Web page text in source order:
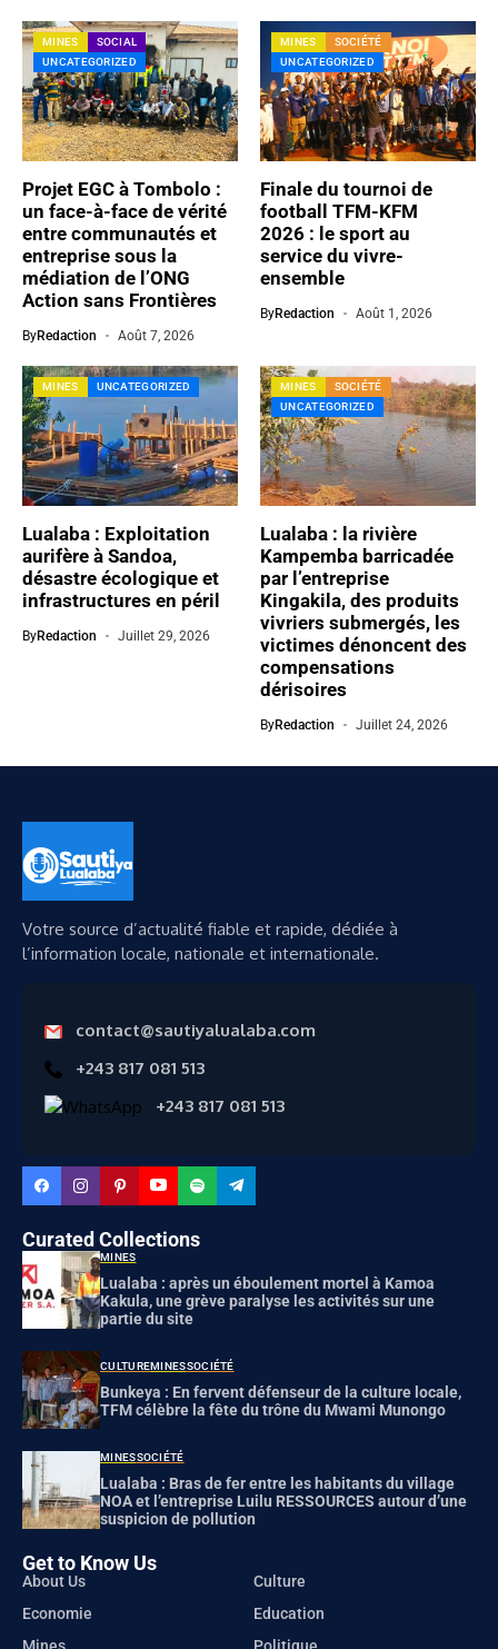
MINES
SOCIAL
UNCATEGORIZED
Projet EGC à Tombolo :
un face-à-face de vérité
entre communautés et
entreprise sous la
médiation de l’ONG
Action sans Frontières​
ByRedaction Août 7, 2026
MINES
SOCIÉTÉ
UNCATEGORIZED
Finale du tournoi de
football TFM-KFM
2026 : le sport au
service du vivre-
ensemble
ByRedaction Août 1, 2026
MINES UNCATEGORIZED
Lualaba : Exploitation
aurifère à Sandoa,
désastre écologique et
infrastructures en péril
ByRedaction Juillet 29, 2026
MINES
SOCIÉTÉ
UNCATEGORIZED
Lualaba : la rivière
Kampemba barricadée
par l’entreprise
Kingakila, des produits
vivriers submergés, les
victimes dénoncent des
compensations
dérisoires
ByRedaction Juillet 24, 2026
Votre source d’actualité fiable et rapide, dédiée à
l’information locale, nationale et internationale.
contact@sautiyalualaba.com
+243 817 081 513
+243 817 081 513
Curated Collections
MINES
Lualaba : après un éboulement mortel à Kamoa
Kakula, une grève paralyse les activités sur une
partie du site
CULTUREMINESSOCIÉTÉ
Bunkeya : En fervent défenseur de la culture locale,
TFM célèbre la fête du trône du Mwami Munongo
MINESSOCIÉTÉ
Lualaba : Bras de fer entre les habitants du village
NOA et l’entreprise Luilu RESSOURCES autour d’une
suspicion de pollution
Get to Know Us
About Us
Culture
Economie
Education